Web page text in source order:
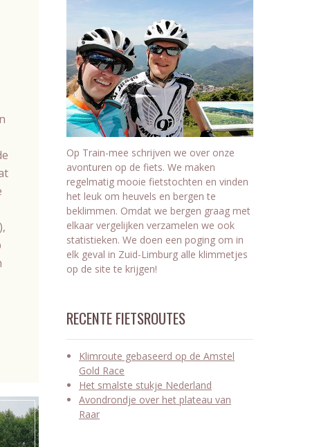
Op Train-mee schrijven we over onze
avonturen op de fiets. We maken
regelmatig mooie fietstochten en vinden
het leuk om heuvels en bergen te
beklimmen. Omdat we bergen graag met
elkaar vergelijken verzamelen we ook
statistieken. We doen een poging om in
elk geval in Zuid-Limburg alle klimmetjes
op de site te krijgen!
RECENTE FIETSROUTES
Klimroute gebaseerd op de Amstel
Gold Race
Het smalste stukje Nederland
Avondrondje over het plateau van
Raar